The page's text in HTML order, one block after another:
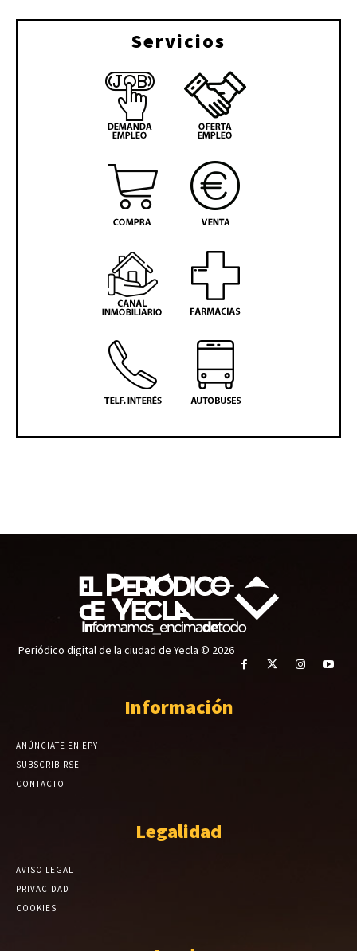
Servicios
Periódico digital de la ciudad de Yecla © 2026
Información
ANÚNCIATE EN EPY
SUBSCRIBIRSE
CONTACTO
Legalidad
AVISO LEGAL
PRIVACIDAD
COOKIES